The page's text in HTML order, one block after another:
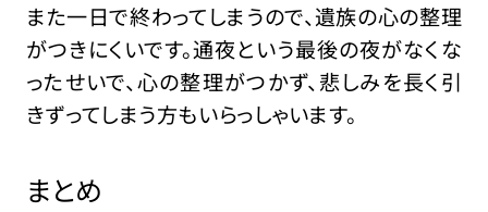
また一日で終わってしまうので、遺族の心の整理
がつきにくいです。通夜という最後の夜がなくな
ったせいで、心の整理がつかず、悲しみを長く引
きずってしまう方もいらっしゃいます。
まとめ